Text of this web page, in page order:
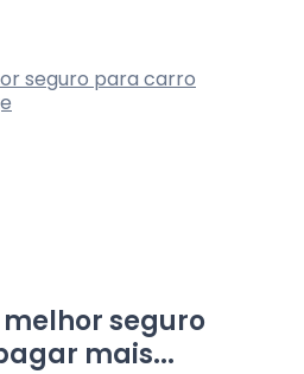
seguro
mais...